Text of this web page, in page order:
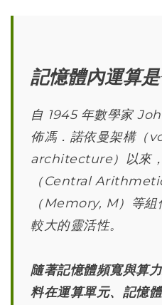
記憶體內運算
自 1945 年數學家
佈馮．諾依曼架構（
architecture）以來
（Central
（Memory, M）等
較大的靈活性。
隨著記憶體頻寬與算
料在運算單元、記憶